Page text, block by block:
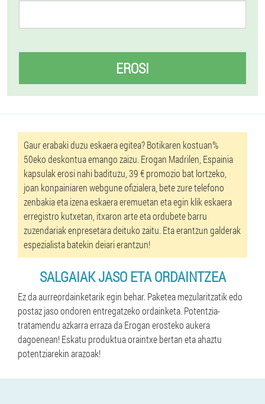
EROSI
Gaur erabaki duzu eskaera egitea? Botikaren kostuan%
50eko deskontua emango zaizu. Erogan Madrilen, Espainia
kapsulak erosi nahi badituzu, 39 € promozio bat lortzeko,
joan konpainiaren webgune ofizialera, bete zure telefono
zenbakia eta izena eskaera eremuetan eta egin klik eskaera
erregistro kutxetan, itxaron arte eta ordubete barru
zuzendariak enpresetara deituko zaitu. Eta erantzun galderak
espezialista batekin deiari erantzun!
SALGAIAK JASO ETA ORDAINTZEA
Ez da aurreordainketarik egin behar. Paketea mezularitzatik edo
postaz jaso ondoren entregatzeko ordainketa. Potentzia-
tratamendu azkarra erraza da Erogan erosteko aukera
dagoenean! Eskatu produktua oraintxe bertan eta ahaztu
potentziarekin arazoak!